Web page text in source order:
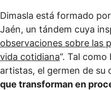
Dimasla está formado
Jaén, un tándem cuya
observaciones sobre las
vida cotidiana”. Tal
artistas, el germen de su
que transforman en